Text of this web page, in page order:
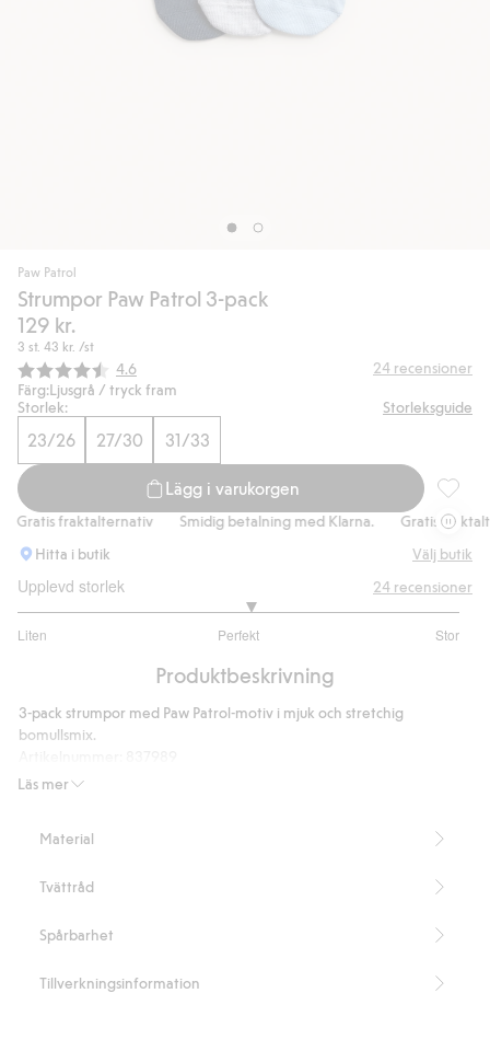
Paw Patrol
Strumpor Paw Patrol 3-pack
129 kr.
3 st. 43 kr. /st
Snittbetyg:
4.6 24 recensioner
Färg:Ljusgrå / tryck fram
Storlek:
Storleksguide
23/26 27/30 31/33
Lägg i varukorgen
Gratis fraktalternativ Smidig betalning med Klarna.
Gratis
Hitta i butik
Välj butik
Upplevd storlek
Liten Perfekt Stor
utav
19
betyg
24 recensioner
Produktbeskrivning
Läs mer
3-pack strumpor med Paw Patrol-motiv i mjuk och stretchig
bomullsmix.
Material
Tvättråd
Spårbarhet
Tillverkningsinformation